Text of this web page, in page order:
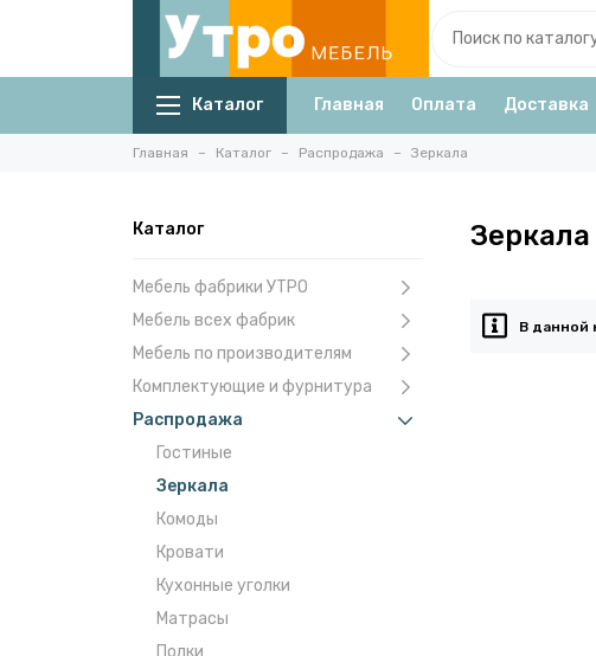
Каталог Главная Оплата Доставка
Главная Каталог Распродажа Зеркала
Каталог
Мебель фабрики УТРО
Мебель всех фабрик
Мебель по производителям
Комплектующие и фурнитура
Распродажа
Гостиные
Зеркала
Комоды
Кровати
Кухонные уголки
Матрасы
Полки
Зеркала
В данной